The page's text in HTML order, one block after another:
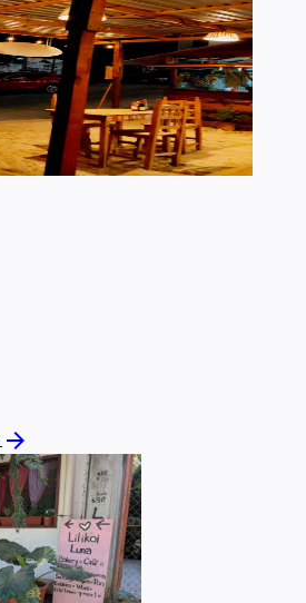
arrow_forward